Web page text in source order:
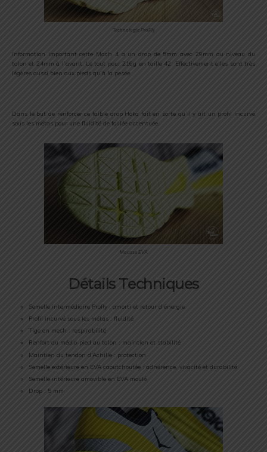
Technologie ProFly
Information important cette Mach 4 a un drop de 5mm avec 29mm au niveau du
talon et 24mm à l’avant. Le tout pour 216g en taille 42. Effectivement elles sont très
légères aussi bien aux pieds qu’à la pesée.
Dans le but de renforcer ce faible drop Hoka fait en sorte qu’il y ait un profil incurvé
sous les métas pour une fluidité de foulée accentuée.
Mousse EVA
Détails Techniques
Semelle intermédiaire Profly : amorti et retour d’énergie
Profil incurvé sous les métas : fluidité
Tige en mesh : respirabilité
Renfort du médio-pied au talon : maintien et stabilité
Maintien du tendon d’Achille : protection
Semelle extérieure en EVA caoutchoutée : adhérence, vivacité et durabilité
Semelle intérieure amovible en EVA moulé
Drop : 5 mm